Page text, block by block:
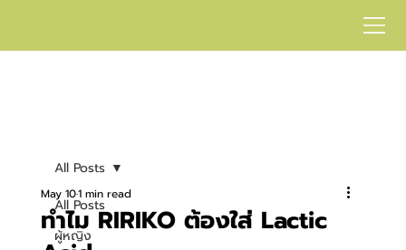
All Posts
ผู้หญิง
All Posts
ทำไม RIRIKO ต้องใส่ Lactic
May 101 min read